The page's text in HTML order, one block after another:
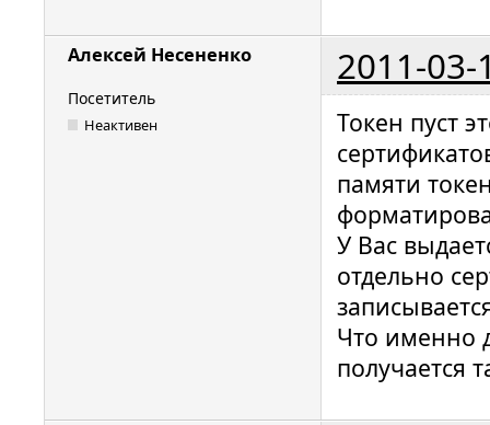
Алексей Несененко 2011-03-
Посетитель
Неактивен
Токен пуст
памяти
У Вас
отдельно
Что именно
получается